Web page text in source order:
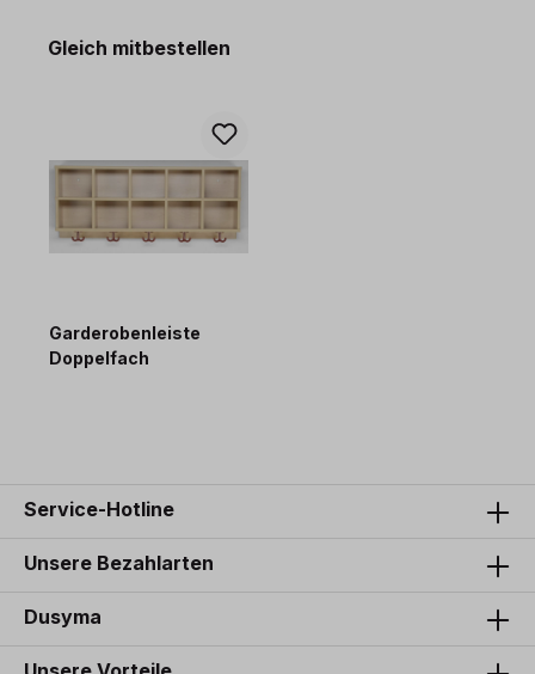
Produktgalerie überspringen
Gleich mitbestellen
Garderobenleiste
Doppelfach
Service-Hotline
Unsere Bezahlarten
Dusyma